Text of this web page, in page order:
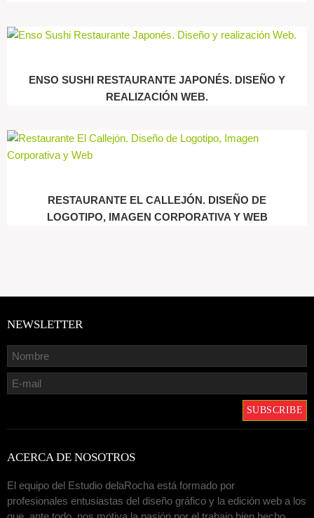
ENSO SUSHI RESTAURANTE JAPONÉS. DISEÑO Y
REALIZACIÓN WEB.
RESTAURANTE EL CALLEJÓN. DISEÑO DE
LOGOTIPO, IMAGEN CORPORATIVA Y WEB
NEWSLETTER
ACERCA DE NOSOTROS
El equipo del Estudio delaRocha está formado por
profesionales entusiastas del diseño gráfico y la edición web a los